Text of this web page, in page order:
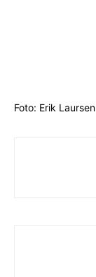
Foto: Erik Laursen